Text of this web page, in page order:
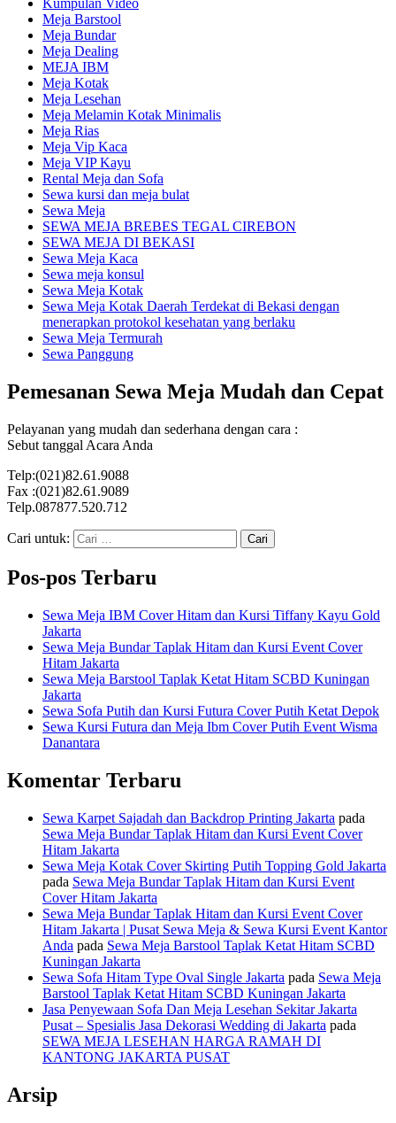
Kumpulan Video
Meja Barstool
Meja Bundar
Meja Dealing
MEJA IBM
Meja Kotak
Meja Lesehan
Meja Melamin Kotak Minimalis
Meja Rias
Meja Vip Kaca
Meja VIP Kayu
Rental Meja dan Sofa
Sewa kursi dan meja bulat
Sewa Meja
SEWA MEJA BREBES TEGAL CIREBON
SEWA MEJA DI BEKASI
Sewa Meja Kaca
Sewa meja konsul
Sewa Meja Kotak
Sewa Meja Kotak Daerah Terdekat di Bekasi dengan
menerapkan protokol kesehatan yang berlaku
Sewa Meja Termurah
Sewa Panggung
Pemesanan Sewa Meja Mudah dan Cepat
Pelayanan yang mudah dan sederhana dengan cara :
Sebut tanggal Acara Anda
Telp:(021)82.61.9088
Fax :(021)82.61.9089
Telp.087877.520.712
Cari untuk:
Pos-pos Terbaru
Sewa Meja IBM Cover Hitam dan Kursi Tiffany Kayu Gold
Jakarta
Sewa Meja Bundar Taplak Hitam dan Kursi Event Cover
Hitam Jakarta
Sewa Meja Barstool Taplak Ketat Hitam SCBD Kuningan
Jakarta
Sewa Sofa Putih dan Kursi Futura Cover Putih Ketat Depok
Sewa Kursi Futura dan Meja Ibm Cover Putih Event Wisma
Danantara
Komentar Terbaru
Sewa Karpet Sajadah dan Backdrop Printing Jakarta pada
Sewa Meja Bundar Taplak Hitam dan Kursi Event Cover
Hitam Jakarta
Sewa Meja Kotak Cover Skirting Putih Topping Gold Jakarta
pada Sewa Meja Bundar Taplak Hitam dan Kursi Event
Cover Hitam Jakarta
Sewa Meja Bundar Taplak Hitam dan Kursi Event Cover
Hitam Jakarta | Pusat Sewa Meja & Sewa Kursi Event Kantor
Anda pada Sewa Meja Barstool Taplak Ketat Hitam SCBD
Kuningan Jakarta
Sewa Sofa Hitam Type Oval Single Jakarta pada Sewa Meja
Barstool Taplak Ketat Hitam SCBD Kuningan Jakarta
Jasa Penyewaan Sofa Dan Meja Lesehan Sekitar Jakarta
Pusat – Spesialis Jasa Dekorasi Wedding di Jakarta pada
SEWA MEJA LESEHAN HARGA RAMAH DI
KANTONG JAKARTA PUSAT
Arsip